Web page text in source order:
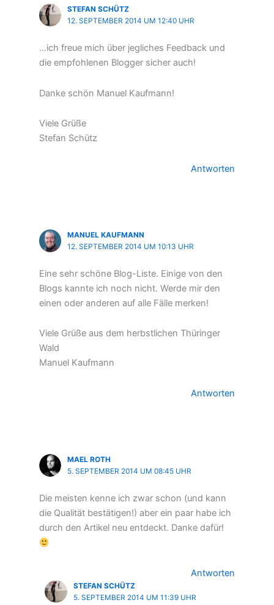
STEFAN SCHÜTZ
12. SEPTEMBER 2014 UM 12:40 UHR
…ich freue mich über jegliches Feedback und
die empfohlenen Blogger sicher auch!
Danke schön Manuel Kaufmann!
Viele Grüße
Stefan Schütz
Antworten
MANUEL KAUFMANN
12. SEPTEMBER 2014 UM 10:13 UHR
Eine sehr schöne Blog-Liste. Einige von den
Blogs kannte ich noch nicht. Werde mir den
einen oder anderen auf alle Fälle merken!
Viele Grüße aus dem herbstlichen Thüringer
Wald
Manuel Kaufmann
Antworten
MAEL ROTH
5. SEPTEMBER 2014 UM 08:45 UHR
Die meisten kenne ich zwar schon (und kann
die Qualität bestätigen!) aber ein paar habe ich
durch den Artikel neu entdeckt. Danke dafür!
Antworten
STEFAN SCHÜTZ
5. SEPTEMBER 2014 UM 11:39 UHR